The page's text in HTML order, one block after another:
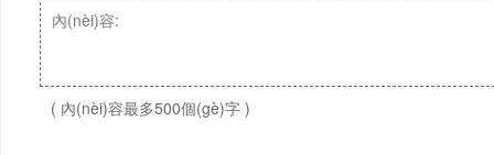
( 內(nèi)容最多500個(gè)字 )